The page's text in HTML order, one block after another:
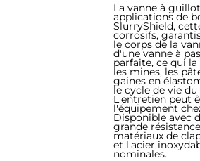
La vanne à
applications de
SlurryShield,
corrosifs,
le corps de la
d'une vanne à
parfaite, ce qui
les mines, les
gaines en
le cycle de vie
L'entretien peut
l'équipement
Disponible avec
grande
matériaux de
et l'acier
nominales.